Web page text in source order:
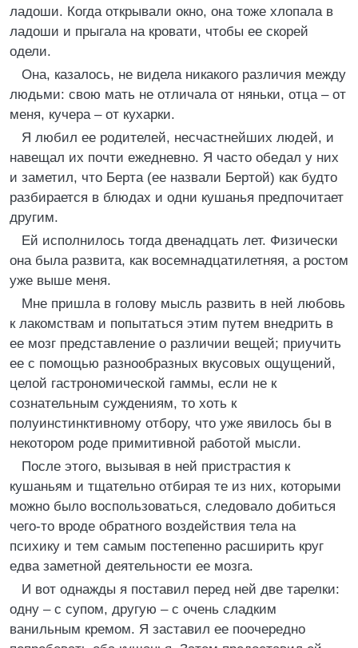
ладоши. Когда открывали окно, она тоже хлопала в
ладоши и прыгала на кровати, чтобы ее скорей
одели.
Она, казалось, не видела никакого различия между
людьми: свою мать не отличала от няньки, отца – от
меня, кучера – от кухарки.
Я любил ее родителей, несчастнейших людей, и
навещал их почти ежедневно. Я часто обедал у них
и заметил, что Берта (ее назвали Бертой) как будто
разбирается в блюдах и одни кушанья предпочитает
другим.
Ей исполнилось тогда двенадцать лет. Физически
она была развита, как восемнадцатилетняя, а ростом
уже выше меня.
Мне пришла в голову мысль развить в ней любовь
к лакомствам и попытаться этим путем внедрить в
ее мозг представление о различии вещей; приучить
ее с помощью разнообразных вкусовых ощущений,
целой гастрономической гаммы, если не к
сознательным суждениям, то хоть к
полуинстинктивному отбору, что уже явилось бы в
некотором роде примитивной работой мысли.
После этого, вызывая в ней пристрастия к
кушаньям и тщательно отбирая те из них, которыми
можно было воспользоваться, следовало добиться
чего-то вроде обратного воздействия тела на
психику и тем самым постепенно расширить круг
едва заметной деятельности ее мозга.
И вот однажды я поставил перед ней две тарелки:
одну – с супом, другую – с очень сладким
ванильным кремом. Я заставил ее поочередно